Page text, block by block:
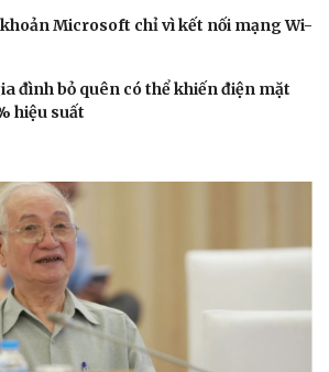
Microsoft chỉ vì kết nối mạng Wi-
đình bỏ quên có thể khiến điện mặt
hiệu suất